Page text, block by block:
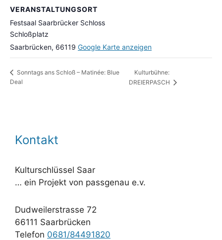
VERANSTALTUNGSORT
Festsaal Saarbrücker Schloss
Schloßplatz
Saarbrücken, 66119 Google Karte anzeigen
Sonntags ans Schloß – Matinée: Blue
Deal
Kulturbühne:
DREIERPASCH
Kontakt
Kulturschlüssel Saar
… ein Projekt von passgenau e.v.
Dudweilerstrasse 72
66111 Saarbrücken
Telefon 0681/84491820